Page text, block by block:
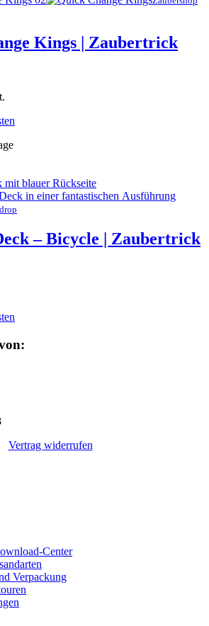
Kings | Zaubertrick
– Bicycle | Zaubertrick
Vertrag widerrufen
Center
Verpackung